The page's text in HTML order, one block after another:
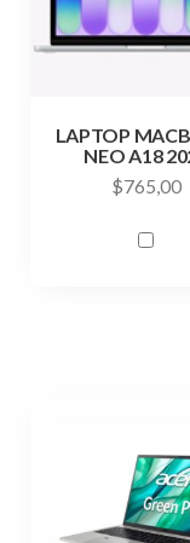
LAPTOP
NEO A18
$765,00